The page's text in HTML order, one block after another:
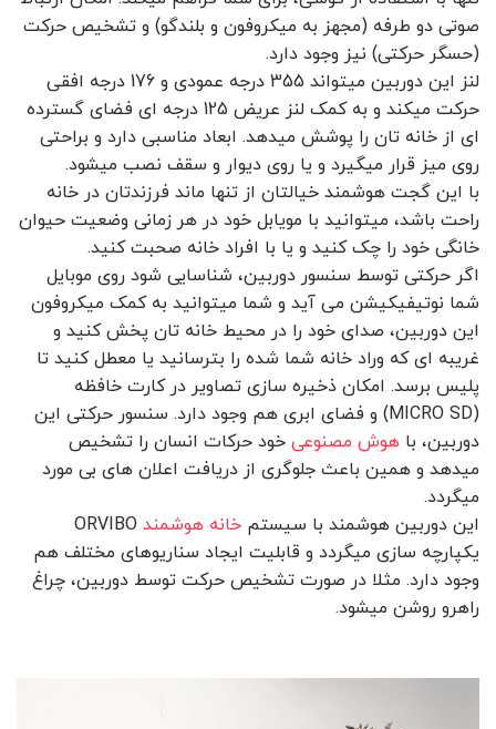
صوتی دو طرفه (مجهز به میکروفون و بلندگو) و تشخیص حرکت
(حسگر حرکتی) نیز وجود دارد.
لنز این دوربین میتواند 355 درجه عمودی و 176 درجه افقی
حرکت میکند و به کمک لنز عریض 125 درجه ای فضای گسترده
ای از خانه تان را پوشش میدهد. ابعاد مناسبی دارد و براحتی
روی میز قرار میگیرد و یا روی دیوار و سقف نصب میشود.
با این گجت هوشمند خیالتان از تنها ماند فرزندتان در خانه
راحت باشد، میتوانید با مویابل خود در هر زمانی وضعیت حیوان
خانگی خود را چک کنید و یا با افراد خانه صحبت کنید.
اگر حرکتی توسط سنسور دوربین، شناسایی شود روی موبایل
شما نوتیفیکیشن می آید و شما میتوانید به کمک میکروفون
این دوربین، صدای خود را در محیط خانه تان پخش کنید و
غریبه ای که وراد خانه شما شده را بترسانید یا معطل کنید تا
پلیس برسد. امکان ذخیره سازی تصاویر در کارت خافظه
(MICRO SD) و فضای ابری هم وجود دارد. سنسور حرکتی این
دوربین، با هوش مصنوعی خود حرکات انسان را تشخیص
میدهد و همین باعث جلوگری از دریافت اعلان های بی مورد
میگردد.
این دوربین هوشمند با سیستم خانه هوشمند ORVIBO
یکپارچه سازی میگردد و قابلیت ایجاد سناریوهای مختلف هم
وجود دارد. مثلا در صورت تشخیص حرکت توسط دوربین، چراغ
راهرو روشن میشود.